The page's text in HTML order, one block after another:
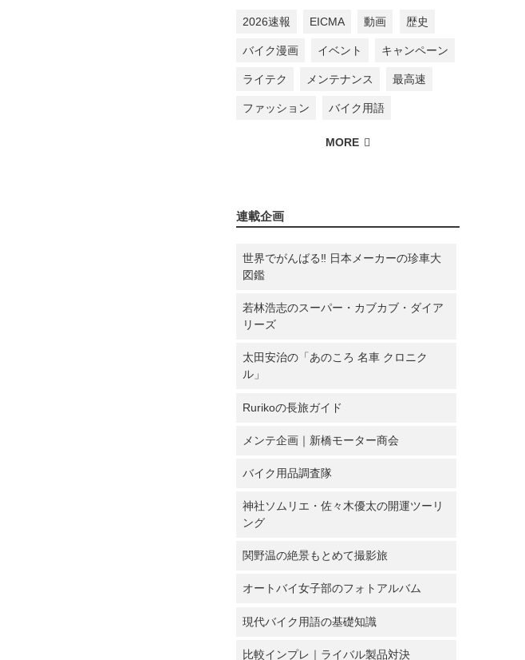
2026速報 EICMA 動画 歴史
バイク漫画 イベント キャンペーン
ライテク メンテナンス 最高速
ファッション バイク用語
連載企画
世界でがんばる‼ 日本メーカーの珍車大
図鑑
若林浩志のスーパー・カブカブ・ダイア
リーズ
太田安治の「あのころ 名車 クロニク
ル」
Rurikoの長旅ガイド
メンテ企画｜新橋モーター商会
バイク用品調査隊
神社ソムリエ・佐々木優太の開運ツーリ
ング
関野温の絶景もとめて撮影旅
オートバイ女子部のフォトアルバム
現代バイク用語の基礎知識
比較インプレ｜ライバル製品対決